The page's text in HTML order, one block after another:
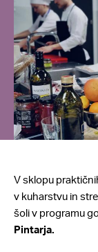
V sklopu
v kuharstvu in
šoli v programu
Pintarja.